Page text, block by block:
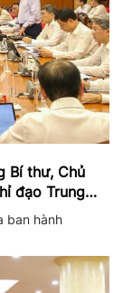
Bí thư, Chủ
đạo Trung
ban hành